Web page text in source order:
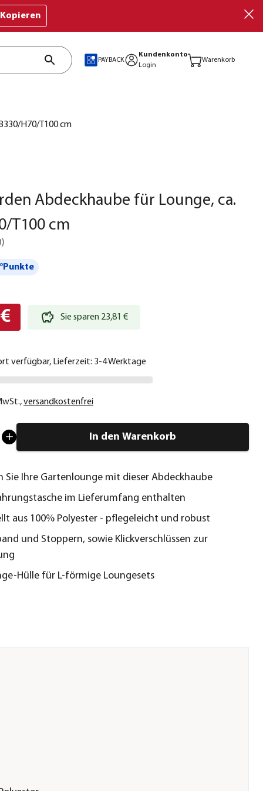
Kopieren
PAYBACK
Kundenkonto
Login
Warenkorb
H70/T100 cm
Abdeckhaube für Lounge, ca.
T100 cm
)
Sie sparen 23,81 €
verfügbar, Lieferzeit: 3-4 Werktage
,versandkostenfrei
In den Warenkorb
Sie Ihre Gartenlounge mit dieser Abdeckhaube
im Lieferumfang enthalten
aus 100% Polyester - pflegeleicht und robust
und Stoppern, sowie Klickverschlüssen zur
Hülle für L-förmige Loungesets